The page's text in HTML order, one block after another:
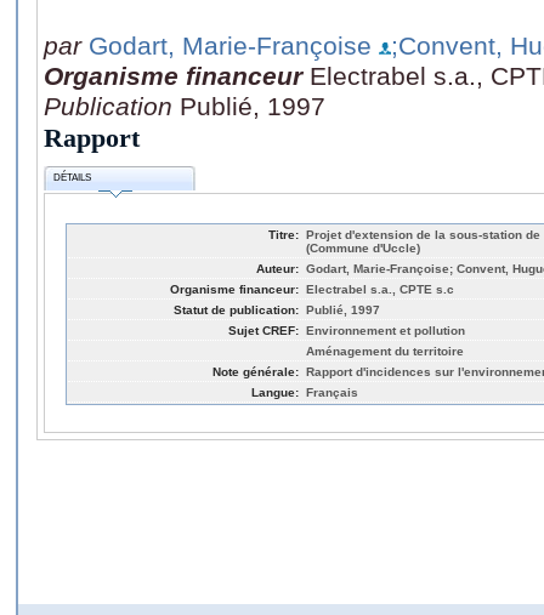
par Godart, Marie-Françoise
;Convent,
Organisme financeur Electrabel s.a.,
Publication Publié, 1997
Rapport
DÉTAILS
Titre: Projet d'extension de la sous-station
(Commune d'Uccle)
Auteur: Godart, Marie-Françoise; Convent,
Organisme financeur: Electrabel s.a., CPTE s.c
Statut de publication: Publié, 1997
Sujet CREF: Environnement et pollution
Aménagement du territoire
Note générale: Rapport d'incidences sur
Langue: Français